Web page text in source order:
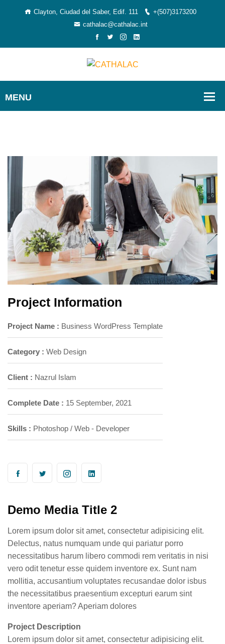
Clayton, Ciudad del Saber, Edif. 111
+(507)3173200
cathalac@cathalac.int
Project Information
Project Name : Business WordPress Template
Category : Web Design
Client : Nazrul Islam
Complete Date : 15 September, 2021
Skills : Photoshop / Web - Developer
Demo Media Title 2
Lorem ipsum dolor sit amet, consectetur adipisicing elit.
Delectus, natus numquam unde qui pariatur porro
necessitatibus harum libero commodi rem veritatis in nisi
vero odit tenetur esse quidem inventore ex. Sunt nam
mollitia, accusantium voluptates recusandae dolor isbus
the necessitatibus praesentium excepturi earum sint
inventore aperiam? Aperiam dolores
Project Description
Lorem ipsum dolor sit amet, consectetur adipisicing elit.